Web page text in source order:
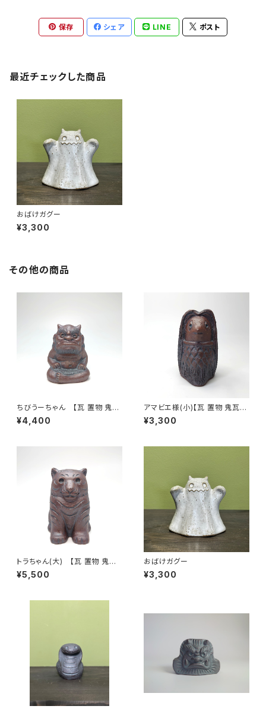
保存 シェア LINE ポスト
最近チェックした商品
おばけガグー
¥3,300
その他の商品
ちびうーちゃん 【瓦 置物 鬼瓦
陶】安田瓦
¥4,400
アマビエ様(小)【瓦 置物 鬼瓦
陶】安田瓦
¥3,300
トラちゃん(大) 【瓦 置物 鬼瓦
陶】安田瓦
¥5,500
おばけガグー
¥3,300